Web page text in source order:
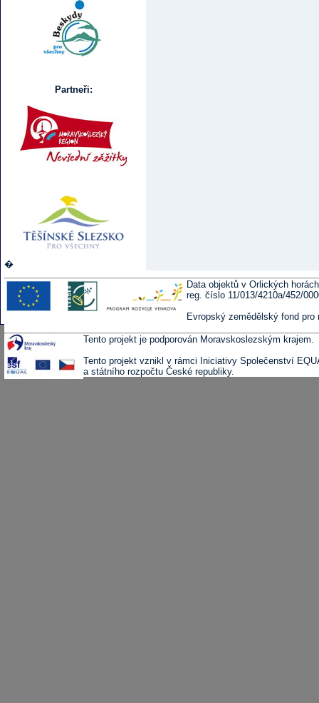
Partneři:
�
Data objektů v Orlických
reg. číslo 11/013/4210a/452/
Evropský zemědělský fond
Tento projekt je podporován Moravskoslezským krajem.
Tento projekt vznikl v rámci Iniciativy Společenství
a státního rozpočtu České republiky.